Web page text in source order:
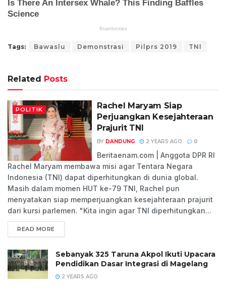
Tags: Bawaslu Demonstrasi Pilprs 2019 TNI
Related Posts
POLITIK
Rachel Maryam Siap
Perjuangkan Kesejahteraan
Prajurit TNI
BY DANDUNG 2 YEARS AGO 0
Beritaenam.com | Anggota DPR RI
Rachel Maryam membawa misi agar Tentara Negara
Indonesia (TNI) dapat diperhitungkan di dunia global.
Masih dalam momen HUT ke-79 TNI, Rachel pun
menyatakan siap memperjuangkan kesejahteraan prajurit
dari kursi parlemen. "Kita ingin agar TNI diperhitungkan...
READ MORE
Sebanyak 325 Taruna Akpol Ikuti Upacara
Pendidikan Dasar Integrasi di Magelang
2 YEARS AGO